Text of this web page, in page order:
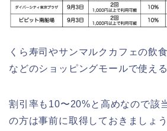
くら寿司やサンマルクカフェの飲
などのショッピングモールで使え
割引率も10〜20%と高めなので該
の方は事前に取得しておきましょ